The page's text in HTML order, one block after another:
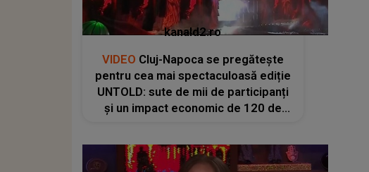
kanald2.ro
VIDEO Cluj-Napoca se pregătește
pentru cea mai spectaculoasă ediție
UNTOLD: sute de mii de participanți
și un impact economic de 120 de